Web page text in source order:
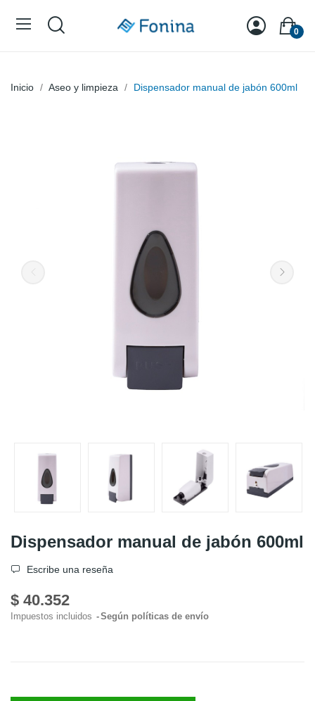
0
Inicio Aseo y limpieza Dispensador manual de jabón 600ml
Dispensador manual de jabón 600ml
Escribe una reseña
$ 40.352
Impuestos incluidos Según políticas de envío